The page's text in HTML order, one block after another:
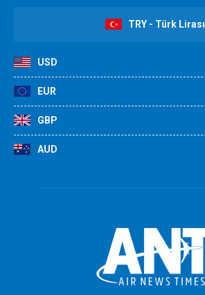
TRY - Türk Lirası
USD
EUR
GBP
AUD